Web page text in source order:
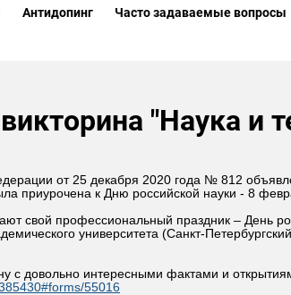
Антидопинг Часто задаваемые вопросы
"Наука и
от 25 декабря 2020 года № 812
приурочена к Дню российской науки - 8
свой профессиональный праздник – День
университета (Санкт-
с довольно интересными фактами и
55016